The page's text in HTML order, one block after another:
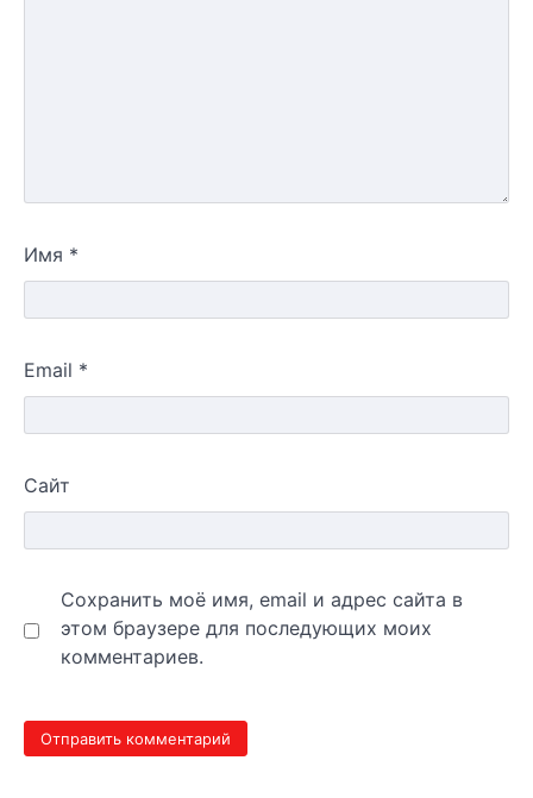
Имя *
Email *
Сайт
Сохранить моё имя, email и адрес сайта в
этом браузере для последующих моих
комментариев.